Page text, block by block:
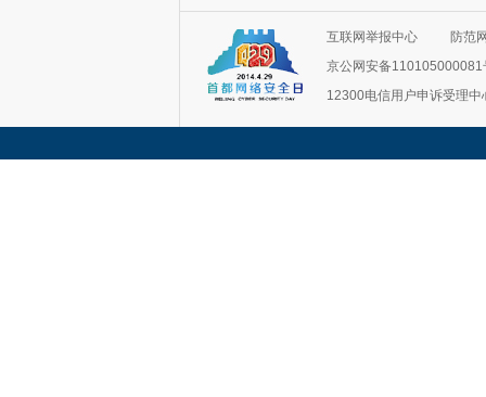
互联网举报中心
防范
京公网安备110105000081
12300电信用户申诉受理中